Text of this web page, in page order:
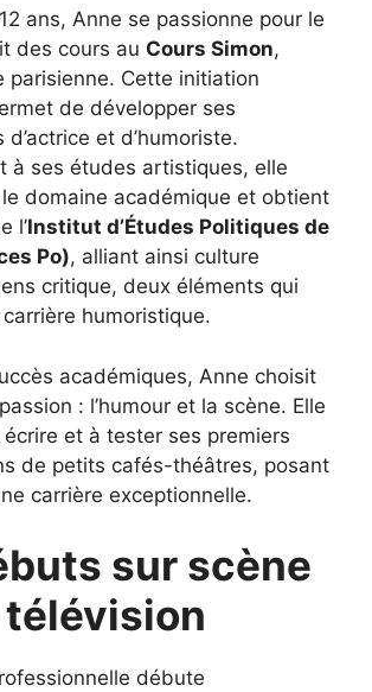
ans, Anne se passionne pour le
des cours au Cours Simon,
parisienne. Cette initiation
de développer ses
et d’humoriste.
à ses études artistiques, elle
domaine académique et obtient
l’Institut d’Études Politiques de
Po), alliant ainsi culture
critique, deux éléments qui
humoristique.
académiques, Anne choisit
: l’humour et la scène. Elle
et à tester ses premiers
de petits cafés-théâtres, posant
carrière exceptionnelle.
sur scène
télévision
débute